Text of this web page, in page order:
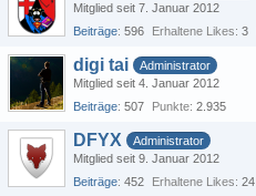
Mitglied seit 7. Januar 2012
Beiträge 596 Erhaltene Likes 3
digi tai
Administrator
Mitglied seit 4. Januar 2012
Beiträge 507 Punkte 2.935
DFYX
Administrator
Mitglied seit 9. Januar 2012
Beiträge 452 Erhaltene Likes 24